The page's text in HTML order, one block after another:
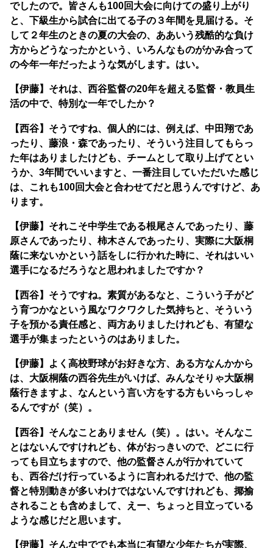
でしたので。皆さんも100回大会に向けての盛り上がり
と、下級生から試合に出てる子の３年間を見届ける。そ
して２年生のときの夏の大会の、ああいう残酷的な負け
方からどうなったかという、いろんなものがかみ合って
の今年一年だったような気がします。はい。
【伊藤】それは、西谷監督の20年を超える監督・教員生
活の中で、特別な一年でしたか？
【西谷】そうですね、個人的には、例えば、中田翔であ
ったり、藤浪・森であったり、そういう注目してもらっ
た年はありましたけども、チームとして取り上げてとい
うか、3年間でいいますと、一番注目していただいた感じ
は、これも100回大会と合わせてだと思うんですけど、あ
ります。
【伊藤】それこそ中学生である根尾さんであったり、藤
原さんであったり、柿木さんであったり、実際に大阪桐
蔭に来ないかという話をしに行かれた時に、それはいい
選手になるだろうなと思われましたですか？
【西谷】そうですね。素質があるなと、こういう子がど
う育つかなという風なワクワクした気持ちと、そういう
子を預かる責任感と、両方ありましたけれども、有望な
選手が集まったというのはありました。
【伊藤】よく高校野球がお好きな方、ある方なんかから
は、大阪桐蔭の西谷先生がいけば、みんなそりゃ大阪桐
蔭行きますよ、なんという言い方をする方もいらっしゃ
るんですが（笑）。
【西谷】そんなことありません（笑）。はい。そんなこ
とはないんですけれども、体がおっきいので、どこに行
っても目立ちますので、他の監督さんが行かれていて
も、西谷だけ行っているように言われるだけで、他の監
督と特別動きが多いわけではないんですけれども、揶揄
されることも含めまして、えー、ちょっと目立っている
ような感じだと思います。
【伊藤】そんな中ででも本当に有望な少年たちが実際、